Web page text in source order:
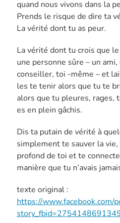
quand nous vivons dans la
Prends le risque de dire ta
La vérité dont tu as peur.
La vérité dont tu crois que
une personne sûre – un
conseiller, toi -même – et
les te tenir alors que tu te
alors que tu pleures, rages,
es en plein gâchis.
Dis ta putain de vérité à
simplement te sauver la
profond de toi et te
manière que tu n’avais
texte original :
https://www.facebook.com/